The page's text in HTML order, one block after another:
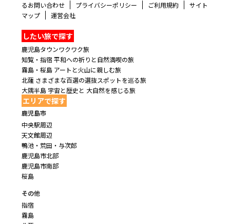
るお問い合わせ
プライバシーポリシー ご利用規約
サイト
マップ
運営会社
したい旅で探す
鹿児島タウンワクワク旅
知覧・指宿 平和への祈りと自然満喫の旅
霧島・桜島 アートと火山に親しむ旅
北薩 さまざまな百選の選抜スポットを巡る旅
大隅半島 宇宙と歴史と 大自然を感じる旅
エリアで探す
鹿児島市
中央駅周辺
天文館周辺
鴨池・荒田・与次郎
鹿児島市北部
鹿児島市南部
桜島
その他
指宿
霧島